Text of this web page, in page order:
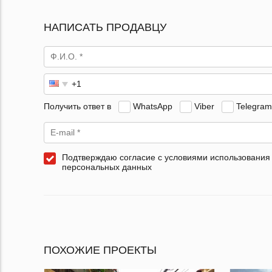
НАПИСАТЬ ПРОДАВЦУ
Получить ответ в WhatsApp Viber Telegram
Подтверждаю согласие с условиями использования
персональных данных
ПОХОЖИЕ ПРОЕКТЫ